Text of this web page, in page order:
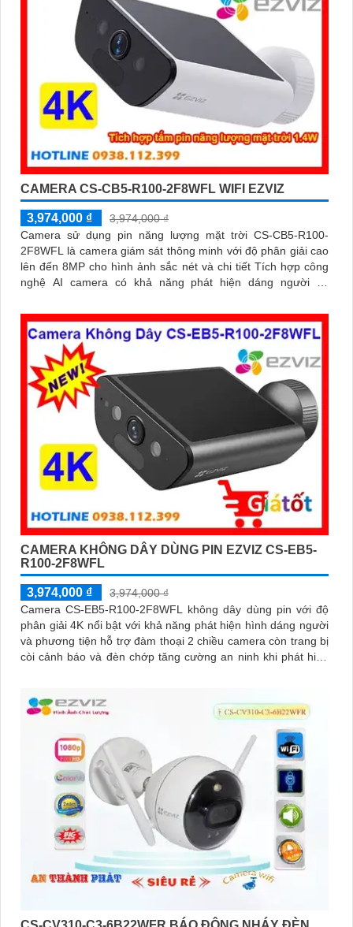
CAMERA CS-CB5-R100-2F8WFL WIFI EZVIZ
3,974,000 ₫
3,974,000 ₫
Camera sử dụng pin năng lượng mặt trời CS-CB5-R100-
2F8WFL là camera giám sát thông minh với độ phân giải cao
lên đến 8MP cho hình ảnh sắc nét và chi tiết Tích hợp công
nghệ AI camera có khả năng phát hiện dáng người và
chống nước IP65 phù hợp lắp đặt trong mọi điều kiện thời
tiết. Camera An Ninh CS-CB5-R100-2F8WFL có khả năng còi
hú, đèn chớp báo động, Wifi Không Dây, chức năng AI deep
learning phân biệt người & phương tiện
CAMERA KHÔNG DÂY DÙNG PIN EZVIZ CS-EB5-
R100-2F8WFL
3,974,000 ₫
3,974,000 ₫
Camera CS-EB5-R100-2F8WFL không dây dùng pin với độ
phân giải 4K nổi bật với khả năng phát hiện hình dáng người
và phương tiện hỗ trợ đàm thoại 2 chiều camera còn trang bị
còi cảnh báo và đèn chớp tăng cường an ninh khi phát hiện
bền bỉ trong mọi điều kiện thời tiết.